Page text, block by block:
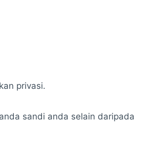
privasi.
sandi anda selain daripada